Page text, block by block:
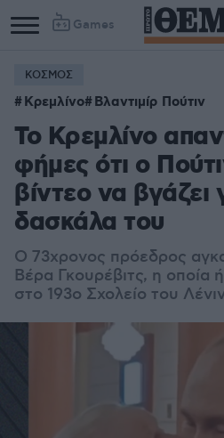
Games
ΚΟΣΜΟΣ
Κρεμλίνο Βλαντιμίρ Πούτιν
Το Κρεμλίνο
φήμες ότι ο
βίντεο να
δασκάλα του
Ο 73χρονος πρόεδρος
Βέρα Γκουρέβιτς, η οποία
στο 193ο Σχολείο του